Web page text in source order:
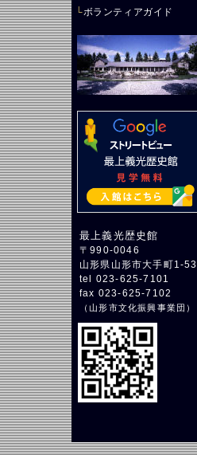
└ボランティアガイド
最上義光歴史館
〒990-0046
山形県山形市大手町1-53
tel 023-625-7101
fax 023-625-7102
（山形市文化振興事業団 ）